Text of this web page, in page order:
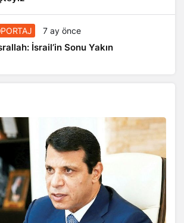
7 ay önce
İsrail’in Sonu Yakın